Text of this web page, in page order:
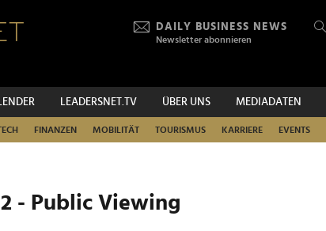
DAILY BUSINESS NEWS
Newsletter abonnieren
LEADERSNET.TV ÜBER UNS MEDIADATEN
FINANZEN MOBILITÄT TOURISMUS KARRIERE EVENTS
- Public Viewing